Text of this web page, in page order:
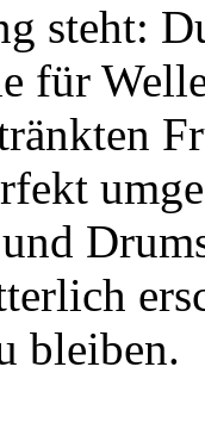
steht:
für
bleiben.